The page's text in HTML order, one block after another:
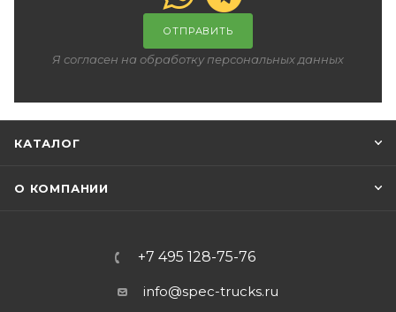
ОТПРАВИТЬ
Я согласен на обработку персональных данных
КАТАЛОГ
О КОМПАНИИ
+7 495 128-75-76
info@spec-trucks.ru